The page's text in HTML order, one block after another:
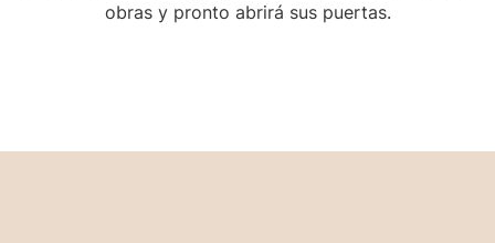
obras y pronto abrirá sus puertas.